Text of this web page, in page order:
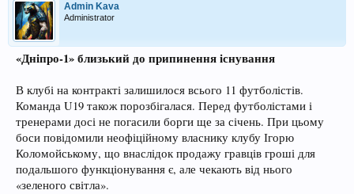
Admin Kava
Administrator
«Дніпро-1» близький до припинення існування
В клубі на контракті залишилося всього 11 футболістів.
Команда U19 також порозбігалася. Перед футболістами і
тренерами досі не погасили борги ще за січень. При цьому
боси повідомили неофіційному власнику клубу Ігорю
Коломойському, що внаслідок продажу гравців гроші для
подальшого функціонування є, але чекають від нього
«зеленого світла».